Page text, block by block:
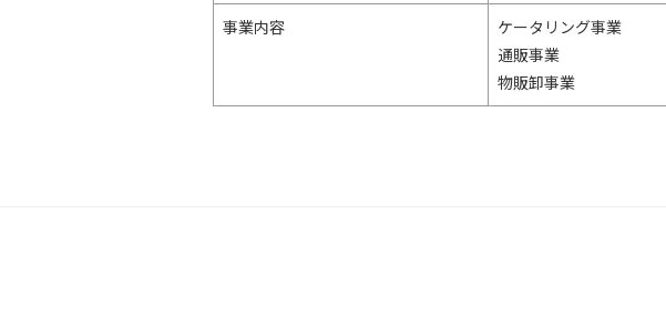
事業内容
ケータリング事業
通販事業
物販卸事業